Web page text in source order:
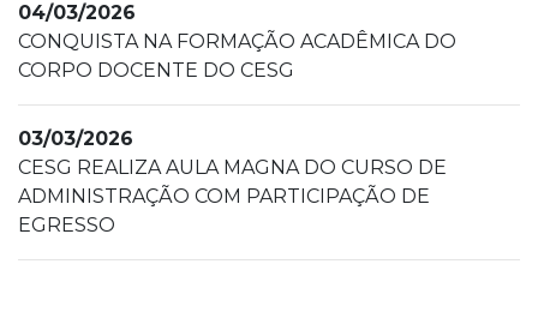
04/03/2026
CONQUISTA NA FORMAÇÃO ACADÊMICA DO
CORPO DOCENTE DO CESG
03/03/2026
CESG REALIZA AULA MAGNA DO CURSO DE
ADMINISTRAÇÃO COM PARTICIPAÇÃO DE
EGRESSO